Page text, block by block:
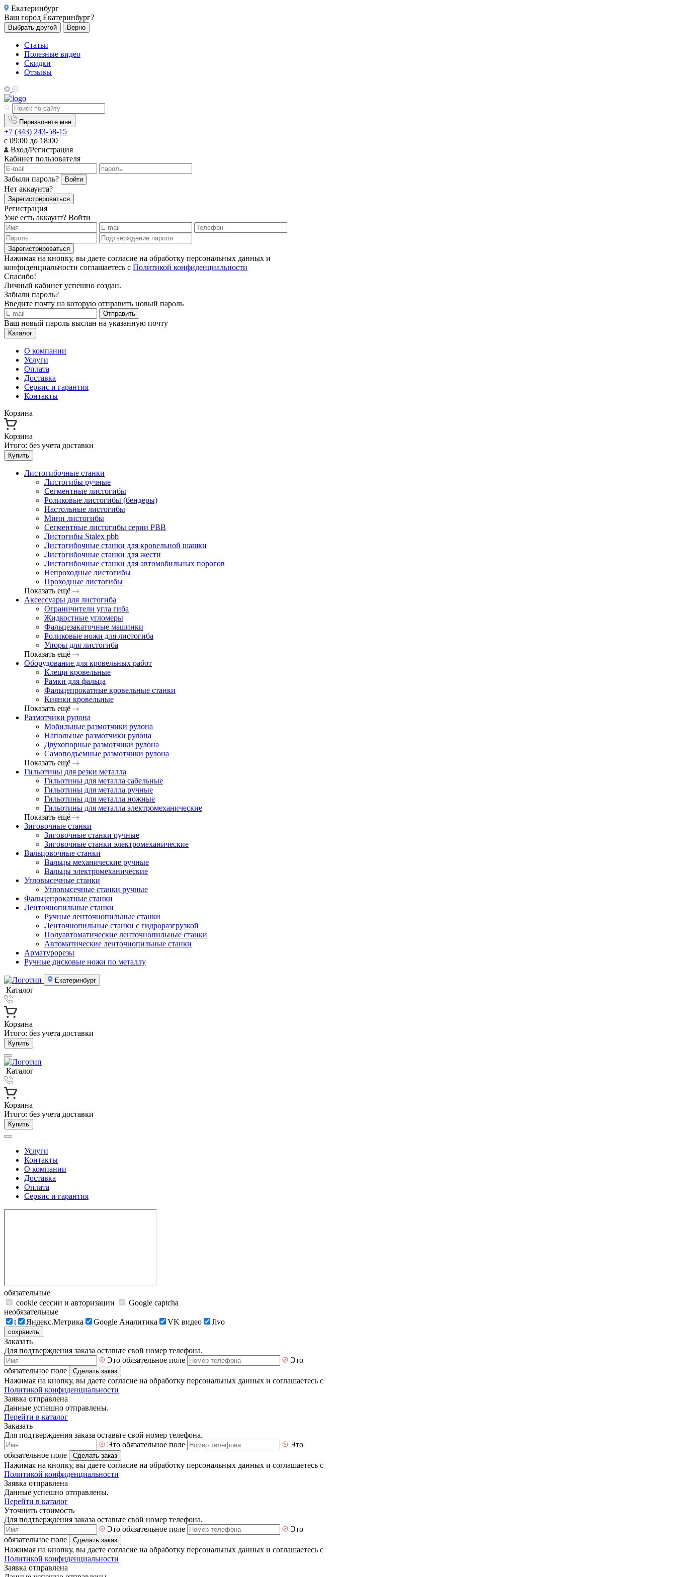
Екатеринбург
Ваш город Екатеринбург?
Выбрать другой Верно
Статьи
Полезные видео
Скидки
Отзывы
Перезвоните мне
+7 (343) 243-58-15
с 09:00 до 18:00
Вход/Регистрация
Кабинет пользователя
Забыли пароль? Войти
Нет аккаунта?
Зарегистрироваться
Регистрация
Уже есть аккаунт? Войти
Зарегистрироваться
Нажимая на кнопку, вы даете согласие на обработку персональных данных и
конфиденциальности соглашаетесь с Политикой конфиденциальности
Спасибо!
Личный кабинет успешно создан.
Забыли пароль?
Введите почту на которую отправить новый пароль
Отправить
Ваш новый пароль выслан на указанную почту
Каталог
О компании
Услуги
Оплата
Доставка
Сервис и гарантия
Контакты
Корзина
Корзина
Итого: без учета доставки
Купить
Листогибочные станки
Листогибы ручные
Сегментные листогибы
Роликовые листогибы (бендеры)
Настольные листогибы
Мини листогибы
Сегментные листогибы серии PBB
Листогибы Stalex pbb
Листогибочные станки для кровельной шашки
Листогибочные станки для жести
Листогибочные станки для автомобильных порогов
Непроходные листогибы
Проходные листогибы
Показать ещё
Аксессуары для листогиба
Ограничители угла гиба
Жидкостные угломеры
Фальцезакаточные машинки
Роликовые ножи для листогиба
Упоры для листогиба
Показать ещё
Оборудование для кровельных работ
Клещи кровельные
Рамки для фальца
Фальцепрокатные кровельные станки
Киянки кровельные
Показать ещё
Размотчики рулона
Мобильные размотчики рулона
Напольные размотчики рулона
Двухопорные размотчики рулона
Самоподъемные размотчики рулона
Показать ещё
Гильотины для резки металла
Гильотины для металла сабельные
Гильотины для металла ручные
Гильотины для металла ножные
Гильотины для металла электромеханические
Показать ещё
Зиговочные станки
Зиговочные станки ручные
Зиговочные станки электромеханические
Вальцовочные станки
Вальцы механические ручные
Вальцы электромеханические
Угловысечные станки
Угловысечные станки ручные
Фальцепрокатные станки
Ленточнопильные станки
Ручные ленточнопильные станки
Ленточнопильные станки с гидроразгрузкой
Полуавтоматические ленточнопильные станки
Автоматические ленточнопильные станки
Арматурорезы
Ручные дисковые ножи по металлу
Екатеринбург
Каталог
Корзина
Итого: без учета доставки
Купить
Каталог
Корзина
Итого: без учета доставки
Купить
Услуги
Контакты
О компании
Доставка
Оплата
Сервис и гарантия
обязательные
cookie сессии и авторизации
Google captcha
необязательные
t
Яндекс.Метрика Google Аналитика VK видео Jivo
сохранить
Заказать
Для подтверждения заказа оставьте свой номер телефона.
Это обязательное поле
Это
обязательное поле
Сделать заказ
Нажимая на кнопку, вы даете согласие на обработку персональных данных и соглашаетесь с
Политикой конфиденциальности
Заявка отправлена
Данные успешно отправлены.
Перейти в каталог
Заказать
Для подтверждения заказа оставьте свой номер телефона.
Это обязательное поле
Это
обязательное поле
Сделать заказ
Нажимая на кнопку, вы даете согласие на обработку персональных данных и соглашаетесь с
Политикой конфиденциальности
Заявка отправлена
Данные успешно отправлены.
Перейти в каталог
Уточнить стоимость
Для подтверждения заказа оставьте свой номер телефона.
Это обязательное поле
Это
обязательное поле
Сделать заказ
Нажимая на кнопку, вы даете согласие на обработку персональных данных и соглашаетесь с
Политикой конфиденциальности
Заявка отправлена